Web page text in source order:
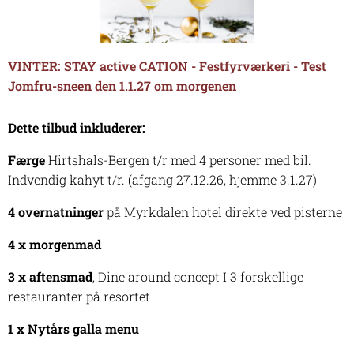
VINTER: STAY active CATION - Festfyrværkeri - Test
Jomfru-sneen den 1.1.27 om morgenen
Dette tilbud inkluderer:
FærgeHirtshals-Bergen t/r med 4 personer med bil.
Indvendig kahyt t/r. (afgang 27.12.26, hjemme 3.1.27)
4 overnatningerpå Myrkdalen hotel direkte ved pisterne
4 x morgenmad
3 x aftensmad, Dine around concept I 3 forskellige
restauranter på resortet
1 x Nytårs galla menu